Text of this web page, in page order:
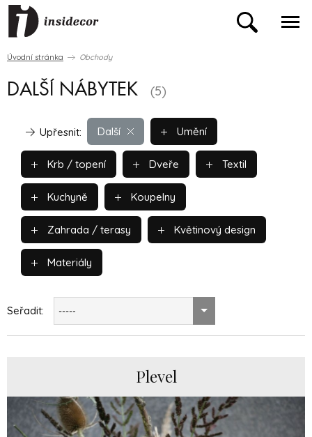
Úvodní stránka Obchody
DALŠÍ NÁBYTEK (5)
Další
Upřesnit: Umění
Krb / topení Dveře Textil
Kuchyně Koupelny
Zahrada / terasy Květinový design
Materiály
Seřadit: -----
Plevel